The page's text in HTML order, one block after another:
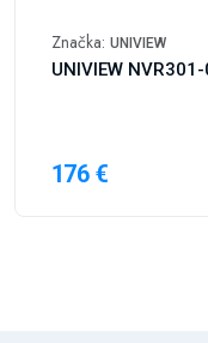
Značka: UNIVIEW
UNIVIEW
176 €